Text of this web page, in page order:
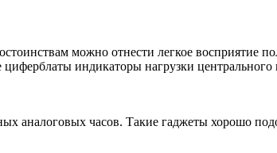
можно отнести легкое восприятие
индикаторы нагрузки
аналоговых часов. Такие гаджеты хорошо